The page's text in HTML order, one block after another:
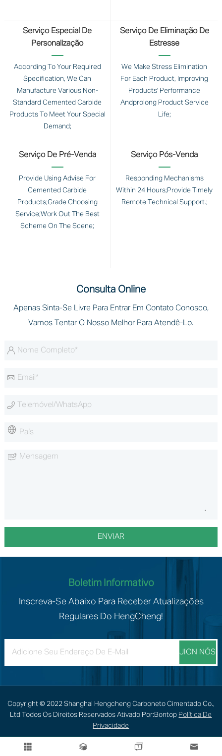
Serviço Especial De
Personalização
According To Your Required
Specification, We Can
Manufacture Various Non-
Standard Cemented Carbide
Products To Meet Your Special
Demand;
Serviço De Eliminação De
Estresse
We Make Stress Elimination
For Each Product, Improving
Products' Performance
Andprolong Product Service
Life;
Serviço De Pré-Venda
Provide Using Advise For
Cemented Carbide
Products;Grade Choosing
Service;Work Out The Best
Scheme On The Scene;
Serviço Pós-Venda
Responding Mechanisms
Within 24 Hours;Provide Timely
Remote Technical Support.;
Consulta Online
Apenas Sinta-Se Livre Para Entrar Em Contato Conosco,
Vamos Tentar O Nosso Melhor Para Atendê-Lo.
Boletim Informativo
Inscreva-Se Abaixo Para Receber Atualizações
Regulares Do HengCheng!
Copyright © 2022 Shanghai Hengcheng Carboneto Cimentado Co.,
Ltd Todos Os Direitos Reservados Ativado Por: Bontop Política De
Privacidade